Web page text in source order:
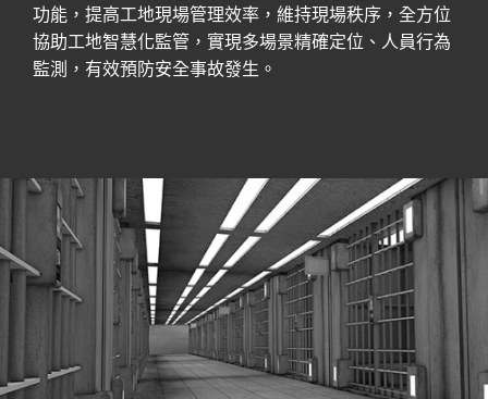
功能，提高工地現場管理效率，維持現場秩序，全方位
協助工地智慧化監管，實現多場景精確定位、人員行為
監測，有效預防安全事故發生。